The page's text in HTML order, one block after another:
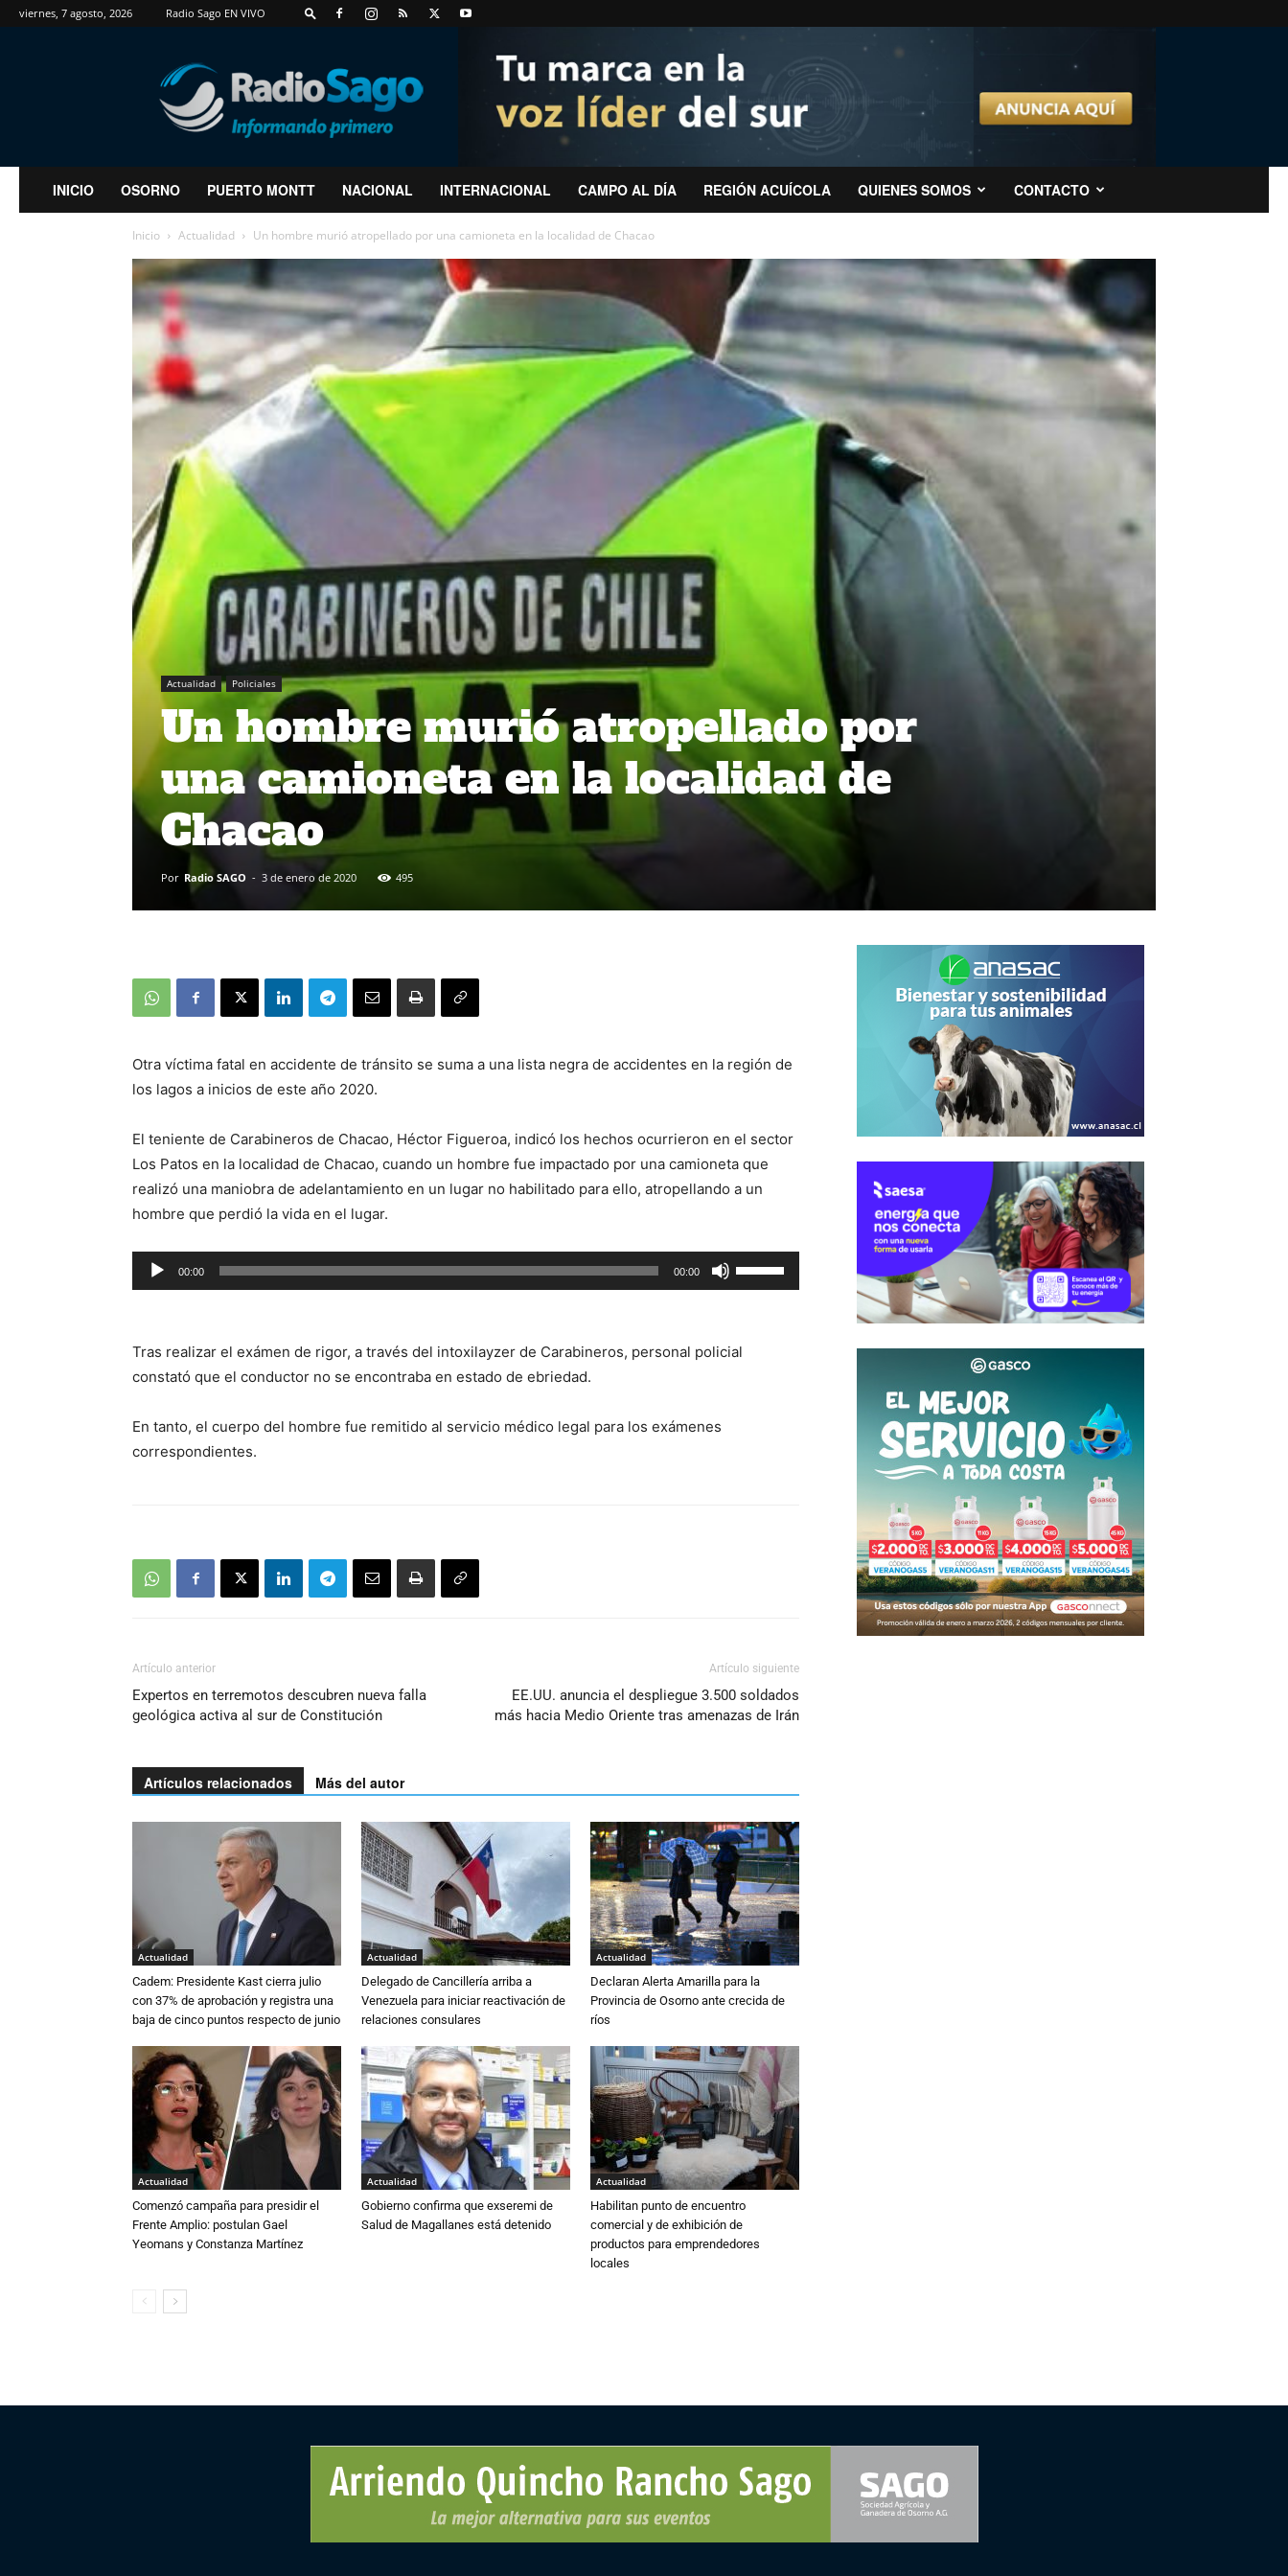
viernes, 7 agosto, 2026 Radio Sago EN VIVO
RadioSago
INICIO OSORNO PUERTO MONTT NACIONAL INTERNACIONAL CAMPO AL DÍA REGIÓN ACUÍCOLA QUIENES SOMOS CONTACTO
Inicio Actualidad Un hombre murió atropellado por una camioneta en la localidad de Chacao
Actualidad Policiales
Un hombre murió atropellado por
una camioneta en la localidad de
Chacao
Por Radio SAGO - 3 de enero de 2020 495
Otra víctima fatal en accidente de tránsito se suma a una lista negra de accidentes en la región de
los lagos a inicios de este año 2020.
El teniente de Carabineros de Chacao, Héctor Figueroa, indicó los hechos ocurrieron en el sector
Los Patos en la localidad de Chacao, cuando un hombre fue impactado por una camioneta que
realizó una maniobra de adelantamiento en un lugar no habilitado para ello, atropellando a un
hombre que perdió la vida en el lugar.
Reproductor
de
00:00 00:00
Utiliza
las
flecha
Tras realizar el exámen de rigor, a través del intoxilayzer de Carabineros, personal policial
constató que el conductor no se encontraba en estado de ebriedad.
En tanto, el cuerpo del hombre fue remitido al servicio médico legal para los exámenes
correspondientes.
Artículo anterior
Expertos en terremotos descubren nueva falla
geológica activa al sur de Constitución
Artículo siguiente
EE.UU. anuncia el despliegue 3.500 soldados
más hacia Medio Oriente tras amenazas de Irán
Artículos relacionados Más del autor
Actualidad
Cadem: Presidente Kast cierra julio
con 37% de aprobación y registra una
baja de cinco puntos respecto de junio
Actualidad
Delegado de Cancillería arriba a
Venezuela para iniciar reactivación de
relaciones consulares
Actualidad
Declaran Alerta Amarilla para la
Provincia de Osorno ante crecida de
ríos
Actualidad
Comenzó campaña para presidir el
Frente Amplio: postulan Gael
Yeomans y Constanza Martínez
Actualidad
Gobierno confirma que exseremi de
Salud de Magallanes está detenido
Actualidad
Habilitan punto de encuentro
comercial y de exhibición de
productos para emprendedores
locales